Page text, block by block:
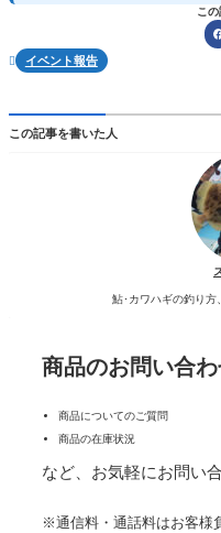
こ
 イベント報告
この記事を書いた人
鮎･カワハギの釣り方
商品のお問い合
商品についてのご質問
商品の在庫状況
など、お気軽にお問い
※通信料・通話料はお客様